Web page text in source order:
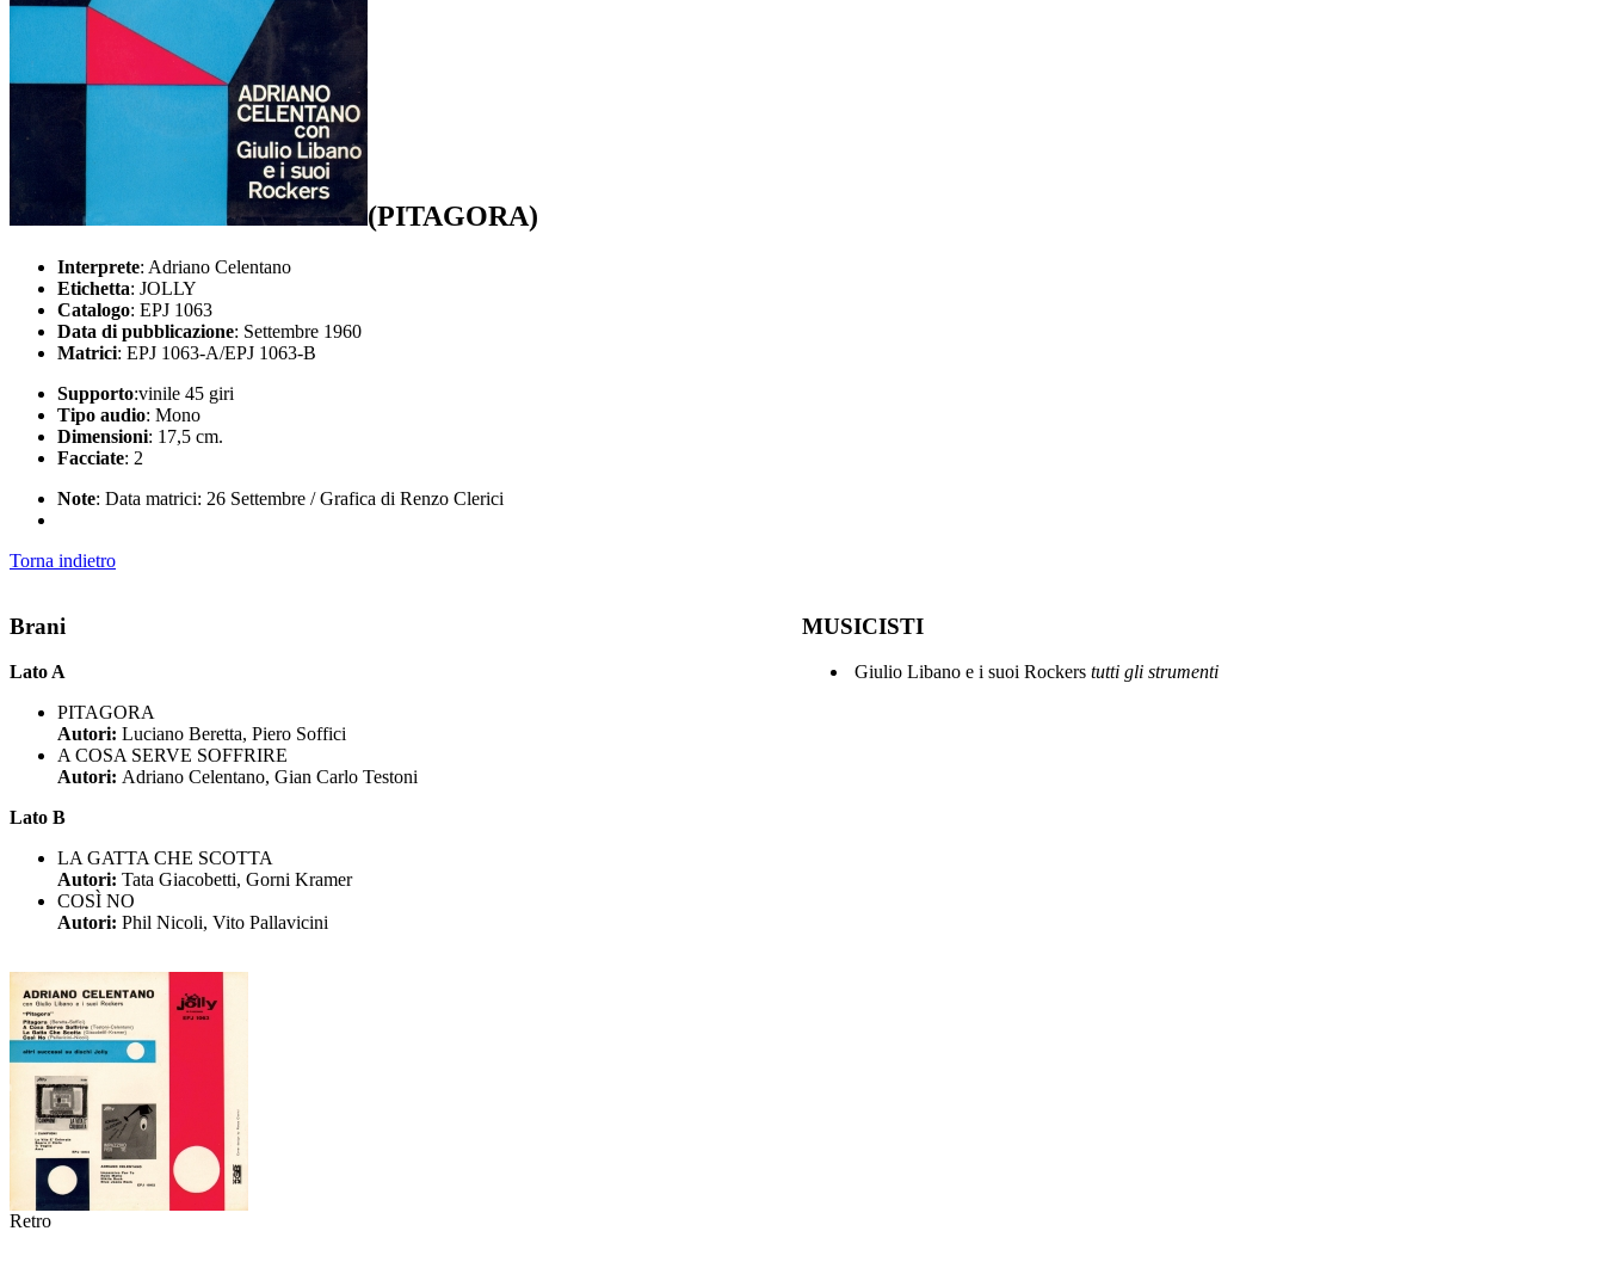
(PITAGORA)
Interprete: Adriano Celentano
Etichetta: JOLLY
Catalogo: EPJ 1063
Data di pubblicazione: Settembre 1960
Matrici: EPJ 1063-A/EPJ 1063-B
Supporto:vinile 45 giri
Tipo audio: Mono
Dimensioni: 17,5 cm.
Facciate: 2
Note: Data matrici: 26 Settembre / Grafica di Renzo Clerici
Torna indietro
Brani
Lato A
PITAGORA
Autori: Luciano Beretta, Piero Soffici
A COSA SERVE SOFFRIRE
Autori: Adriano Celentano, Gian Carlo Testoni
Lato B
LA GATTA CHE SCOTTA
Autori: Tata Giacobetti, Gorni Kramer
COSÌ NO
Autori: Phil Nicoli, Vito Pallavicini
MUSICISTI
Giulio Libano e i suoi Rockers tutti gli strumenti
Retro